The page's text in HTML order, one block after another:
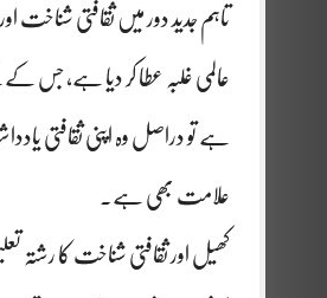
تاہم جدید دور میں ثقافتی شناخت
عالمی غلبہ عطا کر دیا ہے، جس کے
ہے تو دراصل وہ اپنی ثقافتی
علامت بھی ہے۔
کھیل اور ثقافتی شناخت کا رشتہ